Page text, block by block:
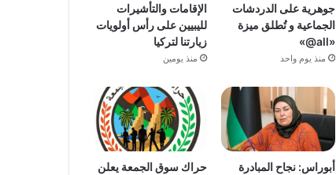
جوهرية على الدردشات
الجماعية و تُطلق ميزة
«all@»
منذ يوم واحد
الإقامات والتأشيرات
لليبيين على رأس أولويات
زيارتنا لتركيا
منذ يومين
أبوراس: نجاح المبادرة
حراك سوق الجمعة يعلن